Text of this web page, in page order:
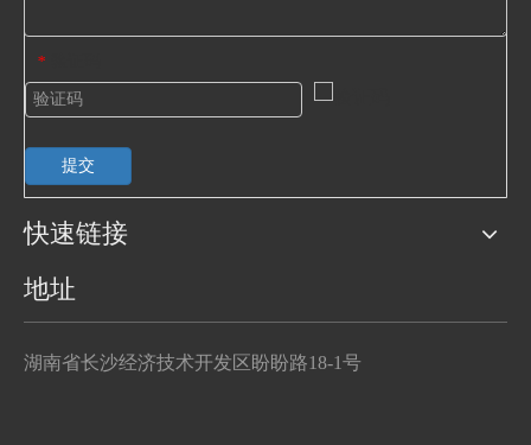
*
提交
快速链接
地址
湖南省长沙经济技术开发区盼盼路18-1号